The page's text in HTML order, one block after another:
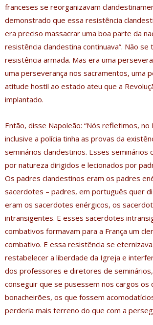
franceses se reorganizavam
demonstrado que essa resistência
era preciso massacrar uma boa parte da
resistência clandestina continuava”. Não se
resistência armada. Mas era uma
uma perseverança nos sacramentos, uma
atitude hostil ao estado ateu que a
implantado.
Então, disse Napoleão: “Nós refletimos,
inclusive a polícia tinha as provas da
seminários clandestinos. Esses seminários
por natureza dirigidos e lecionados por
Os padres clandestinos eram os padres
sacerdotes – padres, em português quer
eram os sacerdotes enérgicos, os
intransigentes. E esses sacerdotes
combativos formavam para a França um
combativo. E essa resistência se
restabelecer a liberdade da Igreja e
dos professores e diretores de
conseguir que se pusessem nos cargos os
bonacheirões, os que fossem
perderia mais terreno do que com a